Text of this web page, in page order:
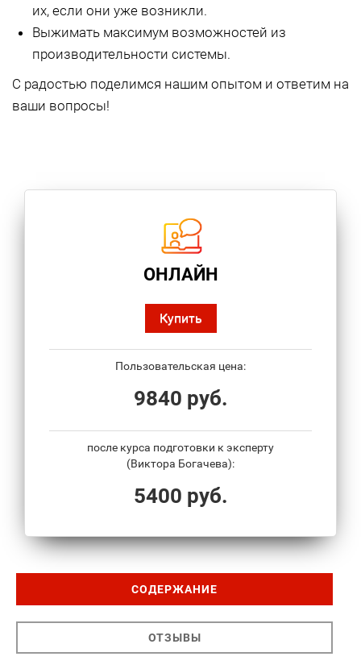
их, если они уже возникли.
Выжимать максимум возможностей из
производительности системы.
С радостью поделимся нашим опытом и ответим на
ваши вопросы!
ОНЛАЙН
Купить
Пользовательская цена:
9840 руб.
после курса подготовки к эксперту
(Виктора Богачева):
5400 руб.
СОДЕРЖАНИЕ
ОТЗЫВЫ